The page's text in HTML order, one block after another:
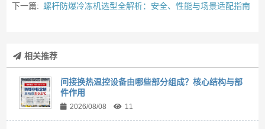
下一篇: 螺杆防爆冷冻机选型全解析：安全、性能与场景适配指南
相关推荐
间接换热温控设备由哪些部分组成？核心结构与部
件作用
2026/08/08 11